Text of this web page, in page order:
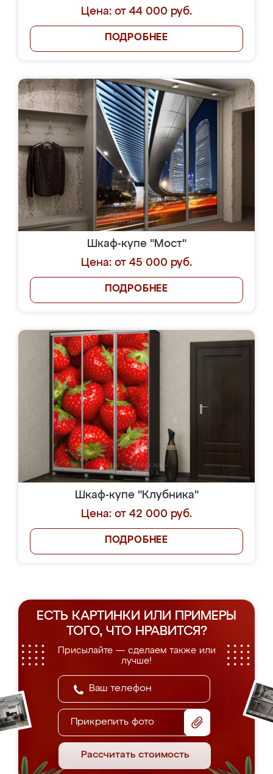
Цена: от 44 000 руб.
ПОДРОБНЕЕ
Шкаф-купе "Мост"
Цена: от 45 000 руб.
ПОДРОБНЕЕ
Шкаф-купе "Клубника"
Цена: от 42 000 руб.
ПОДРОБНЕЕ
ЕСТЬ КАРТИНКИ ИЛИ ПРИМЕРЫ
ТОГО, ЧТО НРАВИТСЯ?
Присылайте — сделаем также или
лучше!
Прикрепить фото
Рассчитать стоимость